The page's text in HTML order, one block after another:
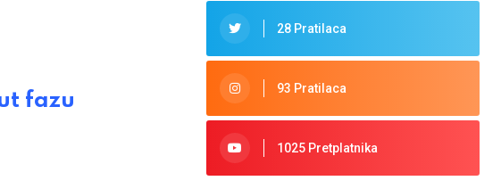
fazu
28 Pratilaca
93 Pratilaca
1025 Pretplatnika